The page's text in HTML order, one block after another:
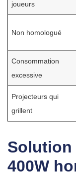
joueurs
Non homologué
Consommation
excessive
Projecteurs qui
grillent
Solution
400W